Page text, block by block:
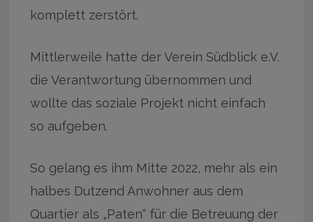
komplett zerstört.
Mittlerweile hatte der Verein Südblick e.V.
die Verantwortung übernommen und
wollte das soziale Projekt nicht einfach
so aufgeben.
So gelang es ihm Mitte 2022, mehr als ein
halbes Dutzend Anwohner aus dem
Quartier als „Paten“ für die Betreuung der